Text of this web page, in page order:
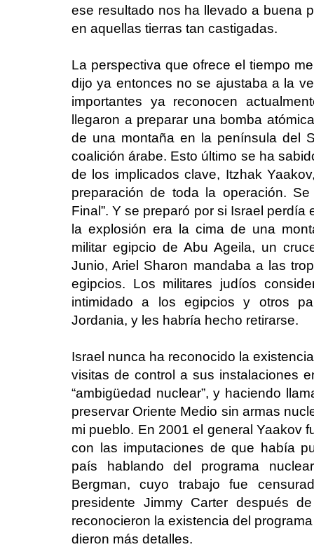
ese resultado nos ha llevado a buena
en aquellas tierras tan castigadas.
La perspectiva que ofrece el tiempo
dijo ya entonces no se ajustaba a la
importantes ya reconocen
llegaron a preparar una bomba
de una montaña en la península del
coalición árabe. Esto último se ha
de los implicados clave, Itzhak
preparación de toda la operación.
Final”. Y se preparó por si Israel
la explosión era la cima de una
militar egipcio de Abu Ageila, un
Junio, Ariel Sharon mandaba a las
egipcios. Los militares judíos
intimidado a los egipcios y otros
Jordania, y les habría hecho retirarse.
Israel nunca ha reconocido la
visitas de control a sus instalaciones
“ambigüedad nuclear”, y haciendo
preservar Oriente Medio sin armas
mi pueblo. En 2001 el general Yaakov
con las imputaciones de que había
país hablando del programa
Bergman, cuyo trabajo fue
presidente Jimmy Carter después
reconocieron la existencia del
dieron más detalles.